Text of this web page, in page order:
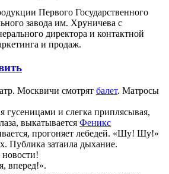
Первого Государственного
завода им. Хруничева с
директора и контактной
и продаж.
Москвичи смотрят балет. Матросы
гусеницами и слегка приплясывая,
выкатывается Феникс
прогоняет лебедей. «Шу! Шу!»
Публика затаила дыхание.
вперед!».